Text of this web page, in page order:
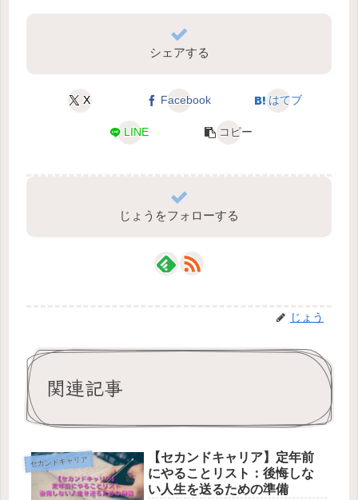
シェアする
X Facebook はてブ
LINE コピー
じょうをフォローする
じょう
関連記事
セカンドキャリア
【セカンドキャリア】定年前
にやることリスト：後悔しな
い人生を送るための準備